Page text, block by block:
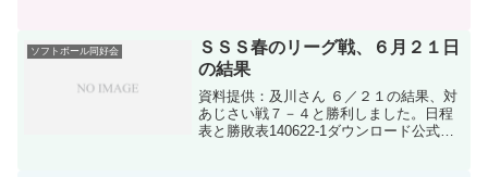
ソフトボール同好会
ＳＳＳ春のリーグ戦、６月２１日
の結果
資料提供：及川さん ６／２１の結果、対
あじさい戦７－４と勝利しました。日程
表と勝敗表140622-1ダウンロード公式試